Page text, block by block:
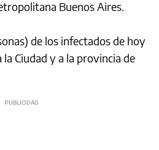
Buenos Aires.
de los infectados de hoy
la Ciudad y a la provincia de